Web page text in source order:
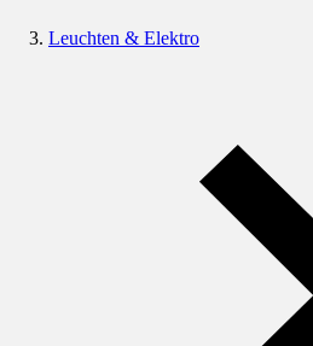
Leuchten & Elektro